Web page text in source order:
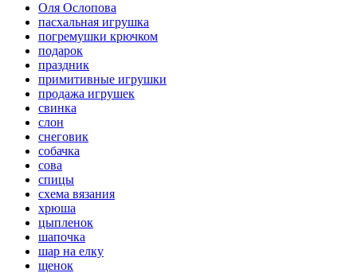
Оля Ослопова
пасхальная игрушка
погремушки крючком
подарок
праздник
примитивные игрушки
продажа игрушек
свинка
слон
снеговик
собачка
сова
спицы
схема вязания
хрюша
цыпленок
шапочка
шар на елку
щенок